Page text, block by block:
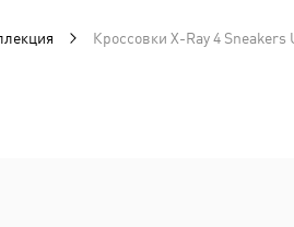
Кроссовки X-Ray 4 Sneakers